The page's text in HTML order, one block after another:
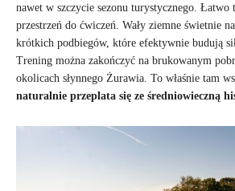
nawet w szczycie sezonu turystycznego. Łatwo
przestrzeń do ćwiczeń. Wały ziemne świetnie
krótkich podbiegów, które efektywnie budują
Trening można zakończyć na brukowanym
okolicach słynnego Żurawia. To właśnie tam
naturalnie przeplata się ze średniowieczną